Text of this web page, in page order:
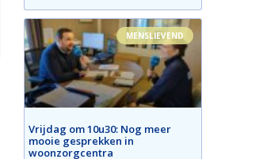
MENSLIEVEND
Vrijdag om 10u30: Nog meer
mooie gesprekken in
woonzorgcentra